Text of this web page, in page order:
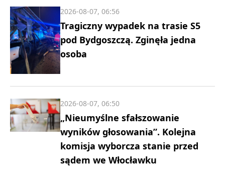
Tragiczny wypadek na trasie S5
pod Bydgoszczą. Zginęła jedna
osoba
2026-08-07, 06:56
„Nieumyślne sfałszowanie
wyników głosowania”. Kolejna
komisja wyborcza stanie przed
sądem we Włocławku
2026-08-07, 06:50